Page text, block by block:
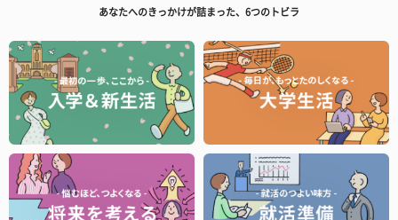
あなたへのきっかけが詰まった、6つのトビラ